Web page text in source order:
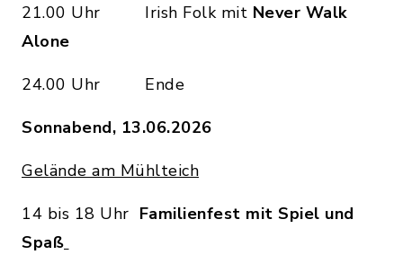
21.00 Uhr Irish Folk mit Never Walk
Alone
24.00 Uhr Ende
Sonnabend, 13.06.2026
Gelände am Mühlteich
14 bis 18 Uhr Familienfest mit Spiel und
Spaß